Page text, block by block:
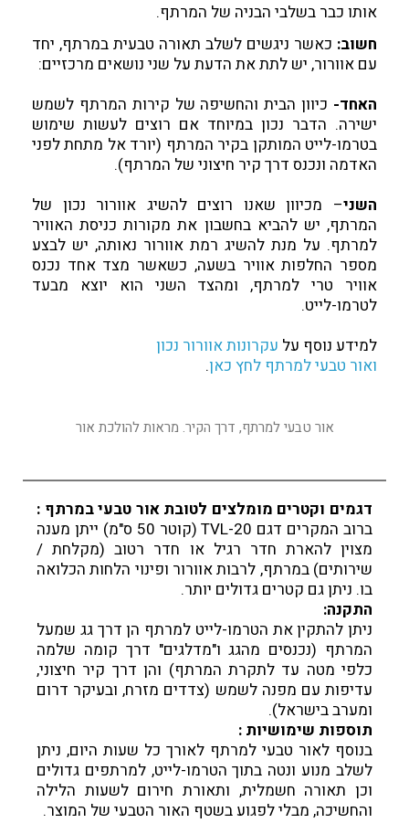
אותו כבר בשלבי הבניה של המרתף.
חשוב: כאשר ניגשים לשלב תאורה טבעית במרתף, יחד
עם אוורור, יש לתת את הדעת על שני נושאים מרכזיים:
האחד- כיוון הבית והחשיפה של קירות המרתף לשמש
ישירה. הדבר נכון במיוחד אם רוצים לעשות שימוש
בטרמו-לייט המותקן בקיר המרתף (יורד אל מתחת לפני
האדמה ונכנס דרך קיר חיצוני של המרתף).
השני– מכיוון שאנו רוצים להשיג אוורור נכון של
המרתף, יש להביא בחשבון את מקורות כניסת האוויר
למרתף. על מנת להשיג רמת אוורור נאותה, יש לבצע
מספר החלפות אוויר בשעה, כשאשר מצד אחד נכנס
אוויר טרי למרתף, ומהצד השני הוא יוצא מבעד
לטרמו-לייט.
למידע נוסף על עקרונות אוורור נכון
ואור טבעי למרתף לחץ כאן.
אור טבעי למרתף, דרך הקיר. מראות להולכת אור
דגמים וקטרים מומלצים לטובת אור טבעי במרתף :
ברוב המקרים דגם TVL-20 (קוטר 50 ס"מ) ייתן מענה
מצוין להארת חדר רגיל או חדר רטוב (מקלחת /
שירותים) במרתף, לרבות אוורור ופינוי הלחות הכלואה
בו. ניתן גם קטרים גדולים יותר.
התקנה:
ניתן להתקין את הטרמו-לייט למרתף הן דרך גג שמעל
המרתף (נכנסים מהגג ו"מדלגים" דרך קומה שלמה
כלפי מטה עד לתקרת המרתף) והן דרך קיר חיצוני,
עדיפות עם מפנה לשמש (צדדים מזרח, ובעיקר דרום
ומערב בישראל).
תוספות שימושיות :
בנוסף לאור טבעי למרתף לאורך כל שעות היום, ניתן
לשלב מנוע ונטה בתוך הטרמו-לייט, למרתפים גדולים
וכן תאורה חשמלית, ותאורת חירום לשעות הלילה
והחשיכה, מבלי לפגוע בשטף האור הטבעי של המוצר.